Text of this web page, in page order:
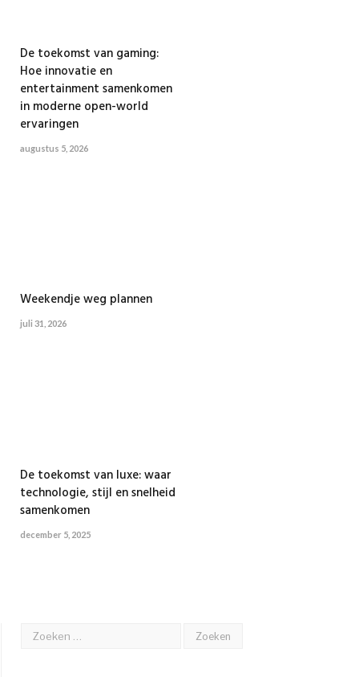
De toekomst van gaming:
Hoe innovatie en
entertainment samenkomen
in moderne open-world
ervaringen
augustus 5, 2026
Weekendje weg plannen
juli 31, 2026
De toekomst van luxe: waar
technologie, stijl en snelheid
samenkomen
december 5, 2025